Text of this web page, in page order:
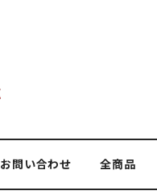
お問い合わせ 全商品